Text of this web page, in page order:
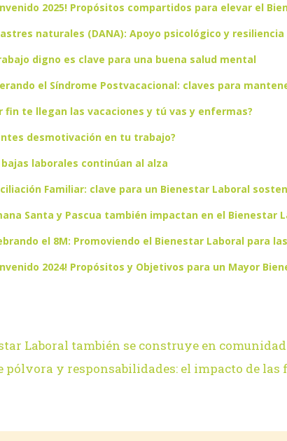
2025! Propósitos compartidos para elevar el
naturales (DANA): Apoyo psicológico y
digno es clave para una buena salud mental
el Síndrome Postvacacional: claves para
fin te llegan las vacaciones y tú vas y enfermas?
desmotivación en tu trabajo?
bajas laborales continúan al alza
Familiar: clave para un Bienestar Laboral
Santa y Pascua también impactan en el Bienestar
el 8M: Promoviendo el Bienestar Laboral para
2024! Propósitos y Objetivos para un Mayor
Laboral también se construye en comunidad
pólvora y responsabilidades: el impacto de las